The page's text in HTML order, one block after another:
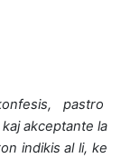
pastro
akceptante la
indikis al li, ke